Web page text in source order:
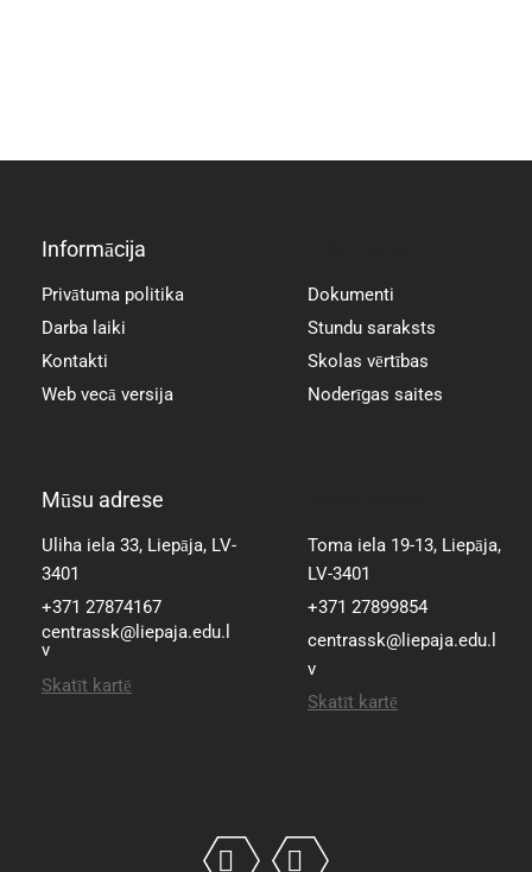
Informācija
Privātuma politika
Darba laiki
Kontakti
Web vecā versija
Dokumenti
Stundu saraksts
Skolas vērtības
Noderīgas saites
Mūsu adrese
Uliha iela 33, Liepāja, LV-
3401
+371 27874167
centrassk@liepaja.edu.l
v
Skatīt kartē
Toma iela 19-13, Liepāja,
LV-3401
+371 27899854
centrassk@liepaja.edu.l
v
Skatīt kartē